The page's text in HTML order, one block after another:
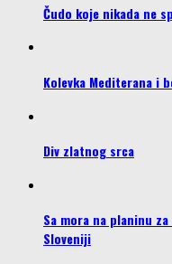
Čudo koje nikada ne
Kolevka Mediterana i
Div zlatnog srca
Sa mora na planinu
Sloveniji